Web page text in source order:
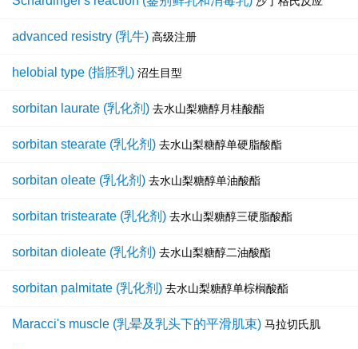
advanced resistry (乳牛) 高级注册
helobial type (指胚乳) 沼生目型
sorbitan laurate (乳化剂) 去水山梨糖醇月桂酸酯
sorbitan stearate (乳化剂) 去水山梨糖醇单硬脂酸酯
sorbitan oleate (乳化剂) 去水山梨糖醇单油酸酯
sorbitan tristearate (乳化剂) 去水山梨糖醇三硬脂酸酯
sorbitan dioleate (乳化剂) 去水山梨糖醇二油酸酯
sorbitan palmitate (乳化剂) 去水山梨糖醇单棕榈酸酯
Maracci's muscle (乳晕及乳头下的平滑肌束) 马拉切氏肌